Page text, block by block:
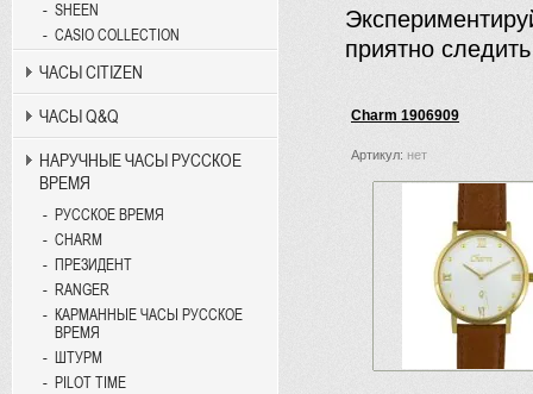
приятно
Charm 1906909
Артикул: нет
SHEEN
CASIO COLLECTION
ЧАСЫ CITIZEN
ЧАСЫ Q&Q
НАРУЧНЫЕ ЧАСЫ РУССКОЕ
ВРЕМЯ
РУССКОЕ ВРЕМЯ
CHARM
ПРЕЗИДЕНТ
RANGER
КАРМАННЫЕ ЧАСЫ РУССКОЕ
ВРЕМЯ
ШТУРМ
PILOT TIME